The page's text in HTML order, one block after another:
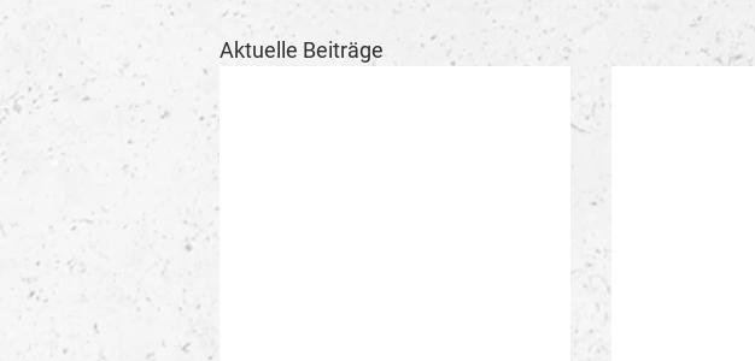
Aktuelle Beiträge